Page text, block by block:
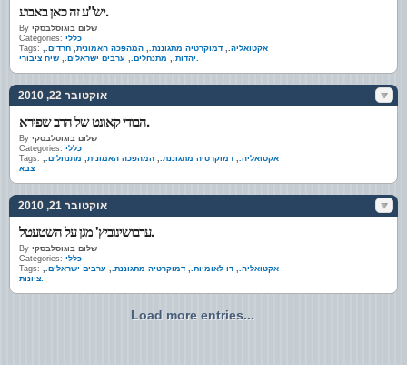
יש"ע זה כאן באבוע.
By שלום בוגוסלבסקי
Categories: כללי
Tags:
אקטואליה., דמוקרטיה מתגוננת., המהפכה האמונית, חרדים.,
יהדות., מתנחלים., ערבים ישראלים., שיח ציבורי.
אוקטובר 22, 2010
הבודי קאונט של הרב שפירא.
By שלום בוגוסלבסקי
Categories: כללי
Tags:
אקטואליה., דמוקרטיה מתגוננת., המהפכה האמונית, מתנחלים.,
צבא
אוקטובר 21, 2010
ערבושינוביץ' מגן על השטעטל.
By שלום בוגוסלבסקי
Categories: כללי
Tags:
אקטואליה., דו-לאומיות., דמוקרטיה מתגוננת., ערבים ישראלים.,
ציונות.
Load more entries...